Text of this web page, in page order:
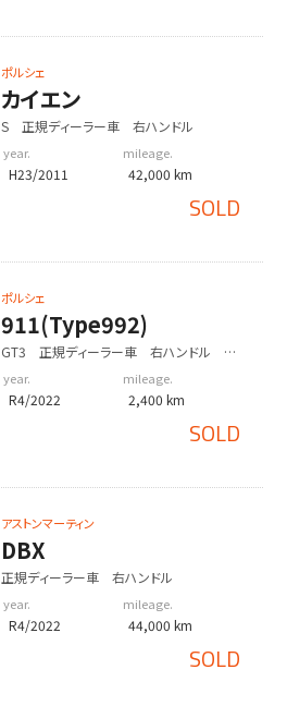
ポルシェ
カイエン
S 正規ディーラー車 右ハンドル
year.
H23/2011
mileage.
42,000 km
SOLD
ポルシェ
911(Type992)
GT3 正規ディーラー車 右ハンドル
year.
R4/2022
mileage.
2,400 km
SOLD
アストンマーティン
DBX
正規ディーラー車 右ハンドル
year.
R4/2022
mileage.
44,000 km
SOLD